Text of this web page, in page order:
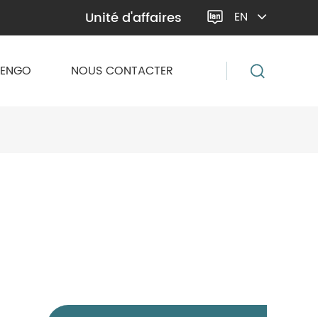
Unité d'affaires  EN
NOUS CONTACTER